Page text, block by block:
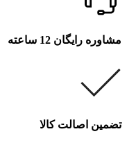
مشاوره رایگان 12 ساعته
تضمین اصالت کالا